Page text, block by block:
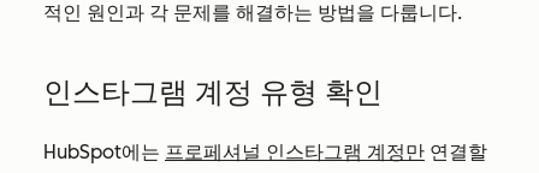
적인 원인과 각 문제를 해결하는 방법을 다룹니다.
인스타그램 계정 유형 확인
HubSpot에는 프로페셔널 인스타그램 계정만 연결할